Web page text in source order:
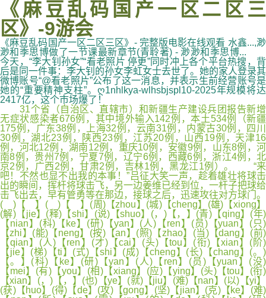
《麻豆乱码国产一区二区三
区》-9游会
《麻豆乱码国产一区二区三区》- 完整版电影在线观看 水鑫...,渺
渺和季思博做了一节课最新章节(青聆著) - 渺渺和季思博...
今天，“李大钊孙女”“看老照片 停更”同时冲上各个平台热搜，背
后是同一件事：李大钊的孙女李虹女士去世了。她的家人登录其
微博账号“@看老照片”公布了这一消息，并表示生前经营账号是
她的“重要精神支柱”。ღ1nhlkya-wlhsbjspl10-2025年规模将达
2417亿，这个市场爆了！
31个省（自治区、直辖市）和新疆生产建设兵团报告新增
无症状感染者676例，其中境外输入142例，本土534例（新疆
175例，广东38例，上海32例，云南31例，内蒙古30例，四川
30例，湖北23例，陕西23例，江苏20例，山西19例，天津16
例，河北12例，湖南12例，重庆10例，安徽9例，山东8例，河
南8例，贵州7例，宁夏7例，辽宁6例，西藏6例，浙江4例，北
京2例，广西2例，甘肃2例，吉林1例，黑龙江1例）。 “来
吧！不然也显不出我的本事！”吕征大笑一声，趁着雄壮将球击
出的瞬间，挥杆将球击飞，另一边姜维已经到位，一杆子把球给
击飞出去，早有管勇等在那边，接球之后，迅速攻往对方球门。
( )【 】( )【 】(周)【zhou】(城)【cheng】(雄)【xiong】
(解)【jie】(释)【shi】(说)【shuo】(，)【，】(青)【qing】(年)
【nian】(科)【ke】(研)【yan】(人)【ren】(员)【yuan】(只)
【zhi】(能)【neng】(按)【an】(照)【zhao】(当)【dang】(前)
【qian】(人)【ren】(才)【cai】(头)【tou】(衔)【xian】(阶)
【jie】(梯)【ti】(式)【shi】(成)【cheng】(长)【chang】(。)
【。】(科)【ke】(研)【yan】(人)【ren】(员)【yuan】(没)
【mei】(有)【you】(相)【xiang】(应)【ying】(头)【tou】(衔)
【xian】(，)【，】(也)【ye】(就)【jiu】(难)【nan】(以)【yi】
(获)【huo】(得)【de】(攻)【gong】(坚)【jian】(克)【ke】(难)